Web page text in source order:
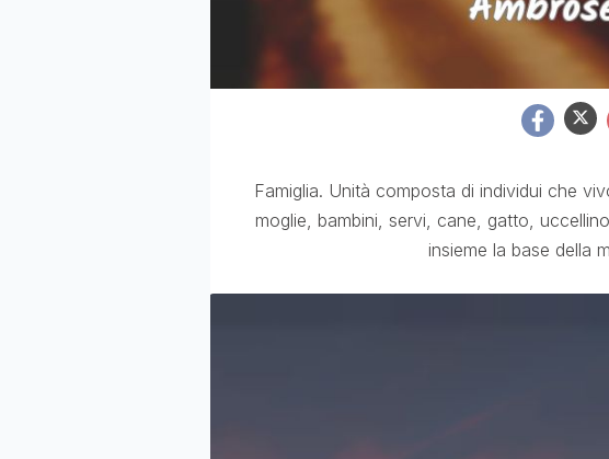
Famiglia. Unità composta di individui che
moglie, bambini, servi, cane, gatto,
insieme la base della